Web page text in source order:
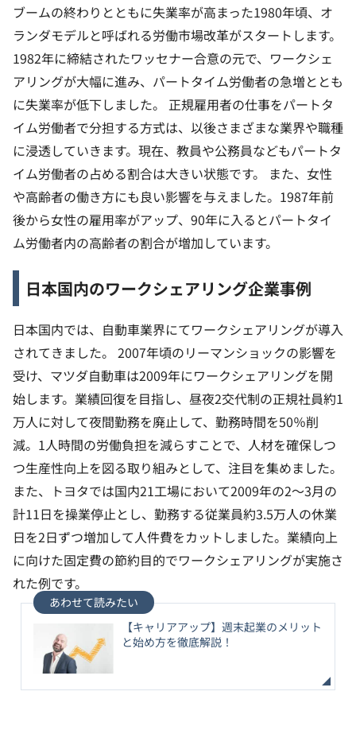
ブームの終わりとともに失業率が高まった1980年頃、オ
ランダモデルと呼ばれる労働市場改革がスタートします。
1982年に締結されたワッセナー合意の元で、ワークシェ
アリングが大幅に進み、パートタイム労働者の急増ととも
に失業率が低下しました。
正規雇用者の仕事をパートタ
イム労働者で分担する方式は、以後さまざまな業界や職種
に浸透していきます。現在、教員や公務員などもパートタ
イム労働者の占める割合は大きい状態です。
また、女性
や高齢者の働き方にも良い影響を与えました。1987年前
後から女性の雇用率がアップ、90年に入るとパートタイ
ム労働者内の高齢者の割合が増加しています。
日本国内のワークシェアリング企業事例
日本国内では、自動車業界にてワークシェアリングが導入
されてきました。 2007年頃のリーマンショックの影響を
受け、マツダ自動車は2009年にワークシェアリングを開
始します。業績回復を目指し、昼夜2交代制の正規社員約1
万人に対して夜間勤務を廃止して、勤務時間を50％削
減。1人時間の労働負担を減らすことで、人材を確保しつ
つ生産性向上を図る取り組みとして、注目を集めました。
また、トヨタでは国内21工場において2009年の2〜3月の
計11日を操業停止とし、勤務する従業員約3.5万人の休業
日を2日ずつ増加して人件費をカットしました。業績向上
に向けた固定費の節約目的でワークシェアリングが実施さ
れた例です。
【キャリアアップ】週末起業のメリット
と始め方を徹底解説！